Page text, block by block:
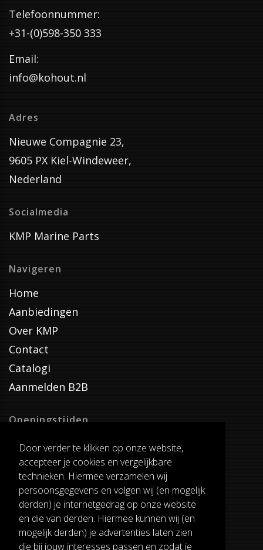
Door verder te klikken op onze website,
accepteer je cookies en vergelijkbare
technieken. Hiermee verzamelen wij
persoonsgegevens en volgen wij (en mogelijk
derden) je internetgedrag op onze website
en die van derden. Hiermee kunnen wij (en
mogelijk derden) je advertenties laten zien
die bij jouw interesses passen en zodat je
Telefoonnummer:
+31-(0)598-350 333
Email:
info@kohout.nl
Adres
Nieuwe Compagnie 23,
9605 PX Kiel-Windeweer,
Nederland
Socialmedia
KMP Marine Parts
Navigeren
Home
Aanbiedingen
Over KMP
Contact
Catalogi
Aanmelden B2B
Openingstijden
Dinsdag T/M Zaterdag
van 8:00-17:00
Verzenddagen
Dinsdag T/M Vrijdag
Pauze
12:30-13:00